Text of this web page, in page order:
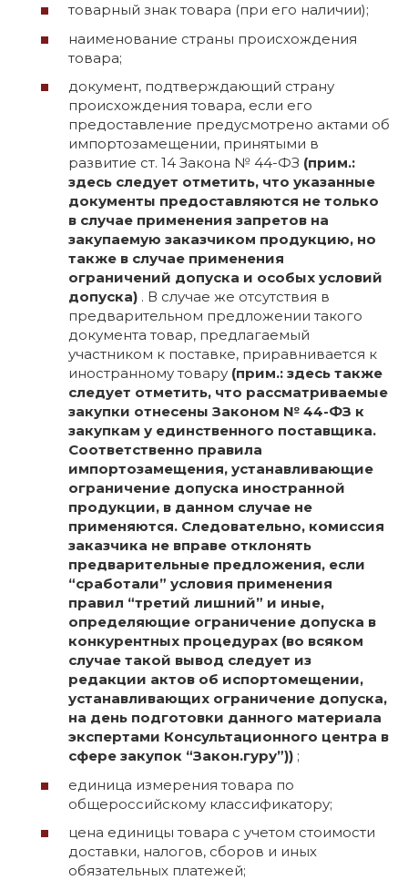
товарный знак товара (при его наличии);
наименование страны происхождения
товара;
документ, подтверждающий страну
происхождения товара, если его
предоставление предусмотрено актами об
импортозамещении, принятыми в
развитие ст. 14 Закона № 44-ФЗ (прим.:
здесь следует отметить, что указанные
документы предоставляются не только
в случае применения запретов на
закупаемую заказчиком продукцию, но
также в случае применения
ограничений допуска и особых условий
допуска) . В случае же отсутствия в
предварительном предложении такого
документа товар, предлагаемый
участником к поставке, приравнивается к
иностранному товару (прим.: здесь также
следует отметить, что рассматриваемые
закупки отнесены Законом № 44-ФЗ к
закупкам у единственного поставщика.
Соответственно правила
импортозамещения, устанавливающие
ограничение допуска иностранной
продукции, в данном случае не
применяются. Следовательно, комиссия
заказчика не вправе отклонять
предварительные предложения, если
“сработали” условия применения
правил “третий лишний” и иные,
определяющие ограничение допуска в
конкурентных процедурах (во всяком
случае такой вывод следует из
редакции актов об испортомещении,
устанавливающих ограничение допуска,
на день подготовки данного материала
экспертами Консультационного центра в
сфере закупок “Закон.гуру”)) ;
единица измерения товара по
общероссийскому классификатору;
цена единицы товара с учетом стоимости
доставки, налогов, сборов и иных
обязательных платежей;